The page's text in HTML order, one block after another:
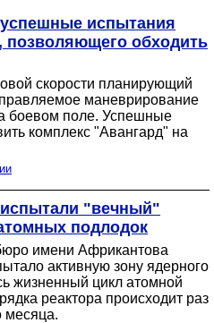
испытания
позволяющего обходить
скорости планирующий
маневрирование
боевом поле. Успешные
комплекс "Авангард" на
"вечный"
подлодок
имени Африкантова
активную зону ядерного
жизненный цикл атомной
реактора происходит раз
месяца.